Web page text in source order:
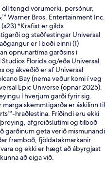
öll tengd vörumerki, persónur,
Warner Bros. Entertainment Inc.
*Krafist er gilds
og staðfestingar Universal
er í boði einni (1)
opnunartíma garðsins í
Florida og/eða Universal
og ákveðið er af Universal
Bay (nema veður komi í veg
Epic Universe (opnar 2025).
í hverjum garði fyrir sig.
skemmtigarða er áskilinn til
hraðlestina. Fríðindi eru ekki
afgreiðslutími og tilboð
garðinum geta verið mismunandi
framboð, fjöldatakmarkanir
og ekki er hægt að ábyrgjast
að eiga við.